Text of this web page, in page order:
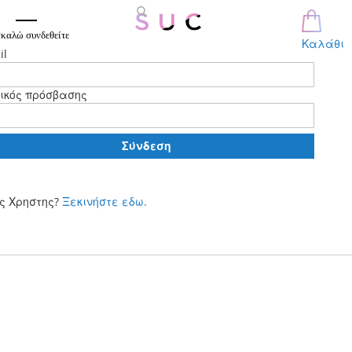
Καλάθι
συνδεθείτε
πρόσβασης
Σύνδεση
Χρηστης? Ξεκινήστε εδω.
περιεχόμενο